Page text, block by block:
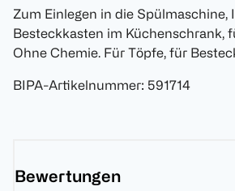
Zum Einlegen in die Spülmaschine,
Besteckkasten im Küchenschrank,
Ohne Chemie. Für Töpfe, für
BIPA-Artikelnummer: 591714
Bewertungen